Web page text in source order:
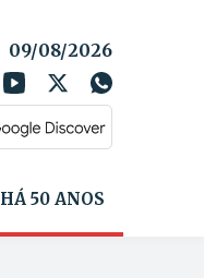
09/08/2026
HÁ 50 ANOS